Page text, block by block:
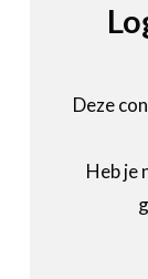
Deze
Heb je